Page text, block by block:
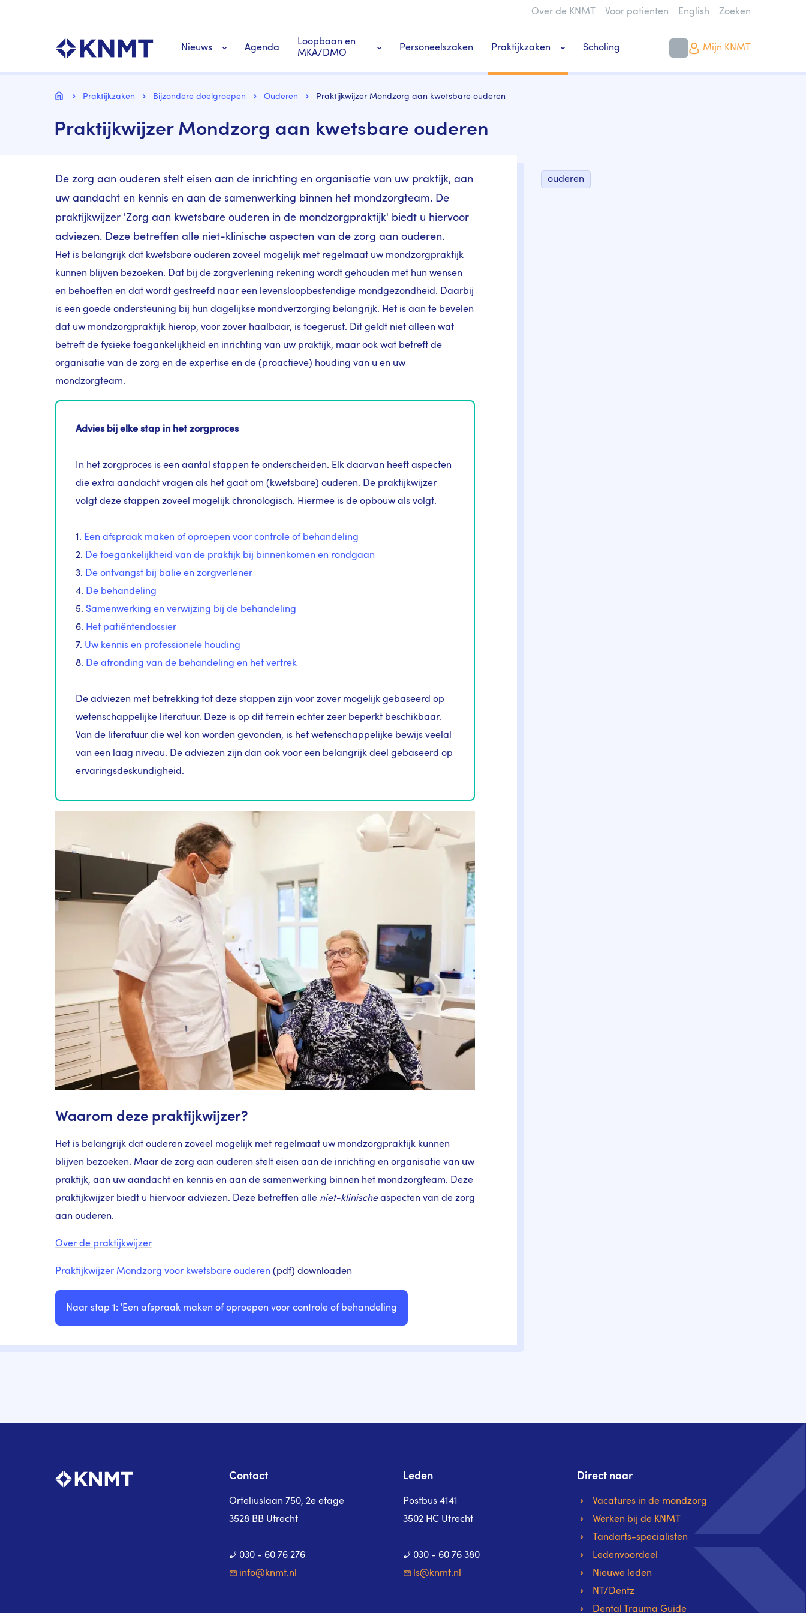
Over de KNMT Voor patiënten English
Zoeken
Nieuws
Richtlijnen nieuws
Agenda
Loopbaan en
MKA/DMO
Tandarts-specialisten
Personeelszaken Praktijkzaken Scholing Mijn KNMT
Kruimelpad
HomePraktijkzaken Bijzondere doelgroepen Ouderen Praktijkwijzer Mondzorg aan kwetsbare ouderen
Praktijkwijzer Mondzorg aan kwetsbare ouderen
De zorg aan ouderen stelt eisen aan de inrichting en organisatie van uw praktijk, aan
uw aandacht en kennis en aan de samenwerking binnen het mondzorgteam. De
praktijkwijzer 'Zorg aan kwetsbare ouderen in de mondzorgpraktijk' biedt u hiervoor
adviezen. Deze betreffen alle niet-klinische aspecten van de zorg aan ouderen.
Het is belangrijk dat kwetsbare ouderen zoveel mogelijk met regelmaat uw mondzorgpraktijk
kunnen blijven bezoeken. Dat bij de zorgverlening rekening wordt gehouden met hun wensen
en behoeften en dat wordt gestreefd naar een levensloopbestendige mondgezondheid. Daarbij
is een goede ondersteuning bij hun dagelijkse mondverzorging belangrijk. Het is aan te bevelen
dat uw mondzorgpraktijk hierop, voor zover haalbaar, is toegerust. Dit geldt niet alleen wat
betreft de fysieke toegankelijkheid en inrichting van uw praktijk, maar ook wat betreft de
organisatie van de zorg en de expertise en de (proactieve) houding van u en uw
mondzorgteam.
Advies bij elke stap in het zorgproces
In het zorgproces is een aantal stappen te onderscheiden. Elk daarvan heeft aspecten
die extra aandacht vragen als het gaat om (kwetsbare) ouderen. De praktijkwijzer
volgt deze stappen zoveel mogelijk chronologisch. Hiermee is de opbouw als volgt.
1. Een afspraak maken of oproepen voor controle of behandeling
2. De toegankelijkheid van de praktijk bij binnenkomen en rondgaan
3. De ontvangst bij balie en zorgverlener
4. De behandeling
5. Samenwerking en verwijzing bij de behandeling
6. Het patiëntendossier
7. Uw kennis en professionele houding
8. De afronding van de behandeling en het vertrek
De adviezen met betrekking tot deze stappen zijn voor zover mogelijk gebaseerd op
wetenschappelijke literatuur. Deze is op dit terrein echter zeer beperkt beschikbaar.
Van de literatuur die wel kon worden gevonden, is het wetenschappelijke bewijs veelal
van een laag niveau. De adviezen zijn dan ook voor een belangrijk deel gebaseerd op
ervaringsdeskundigheid.
Waarom deze praktijkwijzer?
Het is belangrijk dat ouderen zoveel mogelijk met regelmaat uw mondzorgpraktijk kunnen
blijven bezoeken. Maar de zorg aan ouderen stelt eisen aan de inrichting en organisatie van uw
praktijk, aan uw aandacht en kennis en aan de samenwerking binnen het mondzorgteam. Deze
praktijkwijzer biedt u hiervoor adviezen. Deze betreffen alle niet-klinischeaspecten van de zorg
aan ouderen.
Over de praktijkwijzer
Praktijkwijzer Mondzorg voor kwetsbare ouderen (pdf) downloaden
Naar stap 1: 'Een afspraak maken of oproepen voor controle of behandeling
ouderen
Contact
Orteliuslaan 750, 2e etage
3528 BB Utrecht
030 - 60 76 276
info@knmt.nl
Leden
Postbus 4141
3502 HC Utrecht
030 - 60 76 380
ls@knmt.nl
Direct naar
Vacatures in de mondzorg
Werken bij de KNMT
Tandarts-specialisten
Ledenvoordeel
Nieuwe leden
NT/Dentz
Dental Trauma Guide